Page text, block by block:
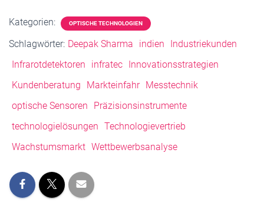
Kategorien: OPTISCHE TECHNOLOGIEN
Schlagwörter: Deepak Sharma indien
Industriekunden
Infrarotdetektoren
infratec
Innovationsstrategien
Kundenberatung
Markteinfahr
Messtechnik
optische Sensoren
Präzisionsinstrumente
technologielösungen Technologievertrieb
Wachstumsmarkt Wettbewerbsanalyse